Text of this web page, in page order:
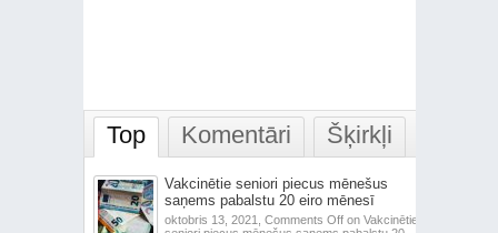
Top Komentāri Šķirkļi
Vakcinētie seniori piecus mēnešus
saņems pabalstu 20 eiro mēnesī
oktobris 13, 2021, Comments Offon Vakcinētie